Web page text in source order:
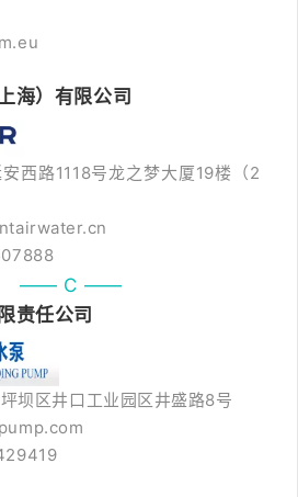
海）有限公司
西路1118号龙之梦大厦19楼（2
—— C ——
责任公司
坝区井口工业园区井盛路8号